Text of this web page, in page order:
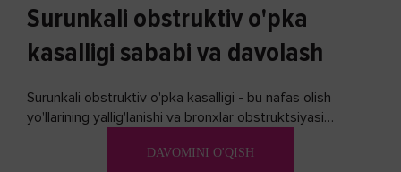
Surunkali obstruktiv o'pka
kasalligi sababi va davolash
Surunkali obstruktiv o'pka kasalligi - bu nafas olish
yo'llarining yallig'lanishi va bronxlar obstruktsiyasi
DAVOMINI O'QISH